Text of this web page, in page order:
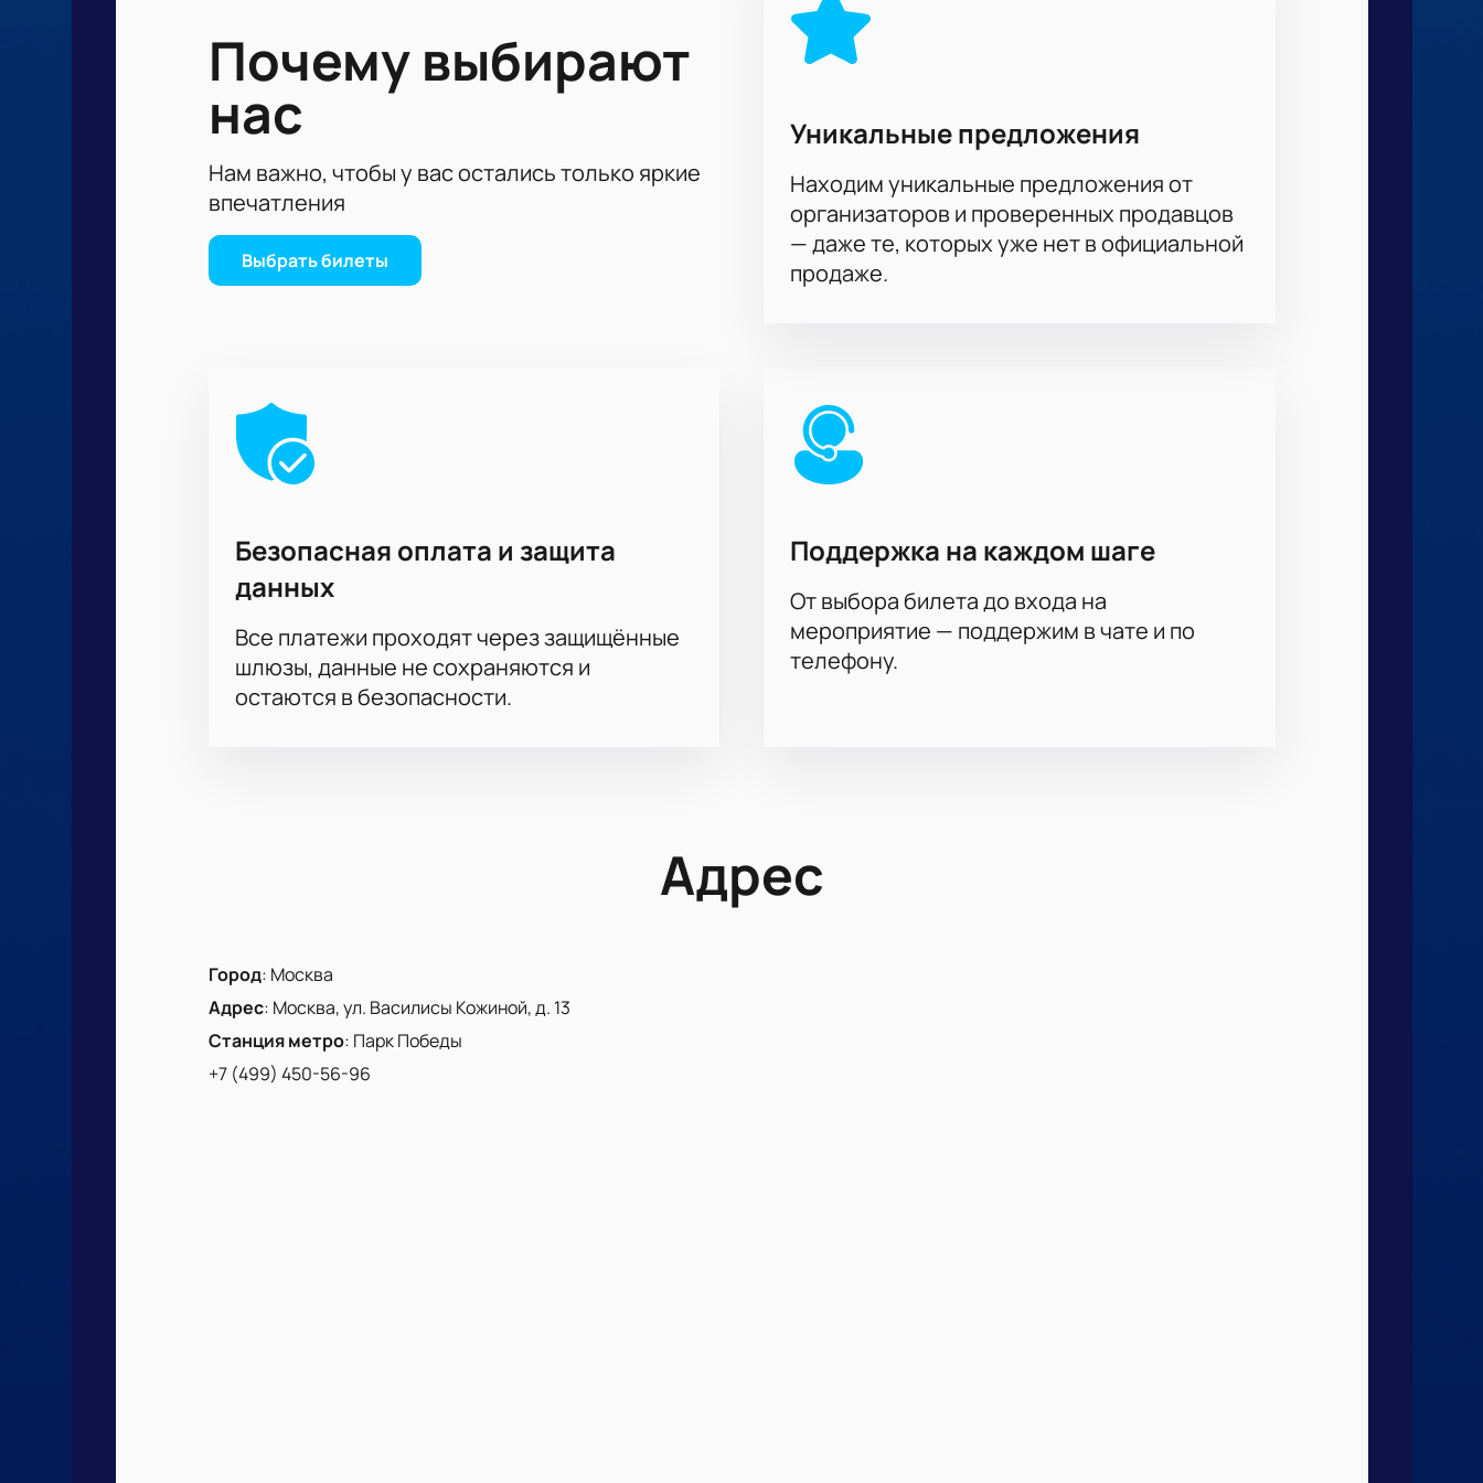
остается только гадать или… купить билеты на матч ЦСКА - «СГАУ-Саратов» на нашем сайте.
Мы гарантируем подлинность билетов, а также возможность их возврата, если потребуется.
Почему выбирают
нас
Нам важно, чтобы у вас остались только яркие
впечатления
Выбрать билеты
Уникальные предложения
Находим уникальные предложения от
организаторов и проверенных продавцов
— даже те, которых уже нет в официальной
продаже.
Безопасная оплата и защита
данных
Все платежи проходят через защищённые
шлюзы, данные не сохраняются и
остаются в безопасности.
Поддержка на каждом шаге
От выбора билета до входа на
мероприятие — поддержим в чате и по
телефону.
Адрес
Город: Москва
Адрес: Москва, ул. Василисы Кожиной, д. 13
Станция метро: Парк Победы
+7 (499) 450-56-96